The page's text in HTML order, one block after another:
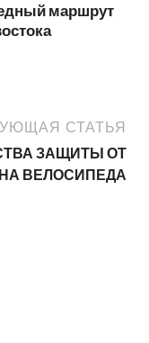
маршрут
СТАТЬЯ
ЗАЩИТЫ ОТ
ВЕЛОСИПЕДА